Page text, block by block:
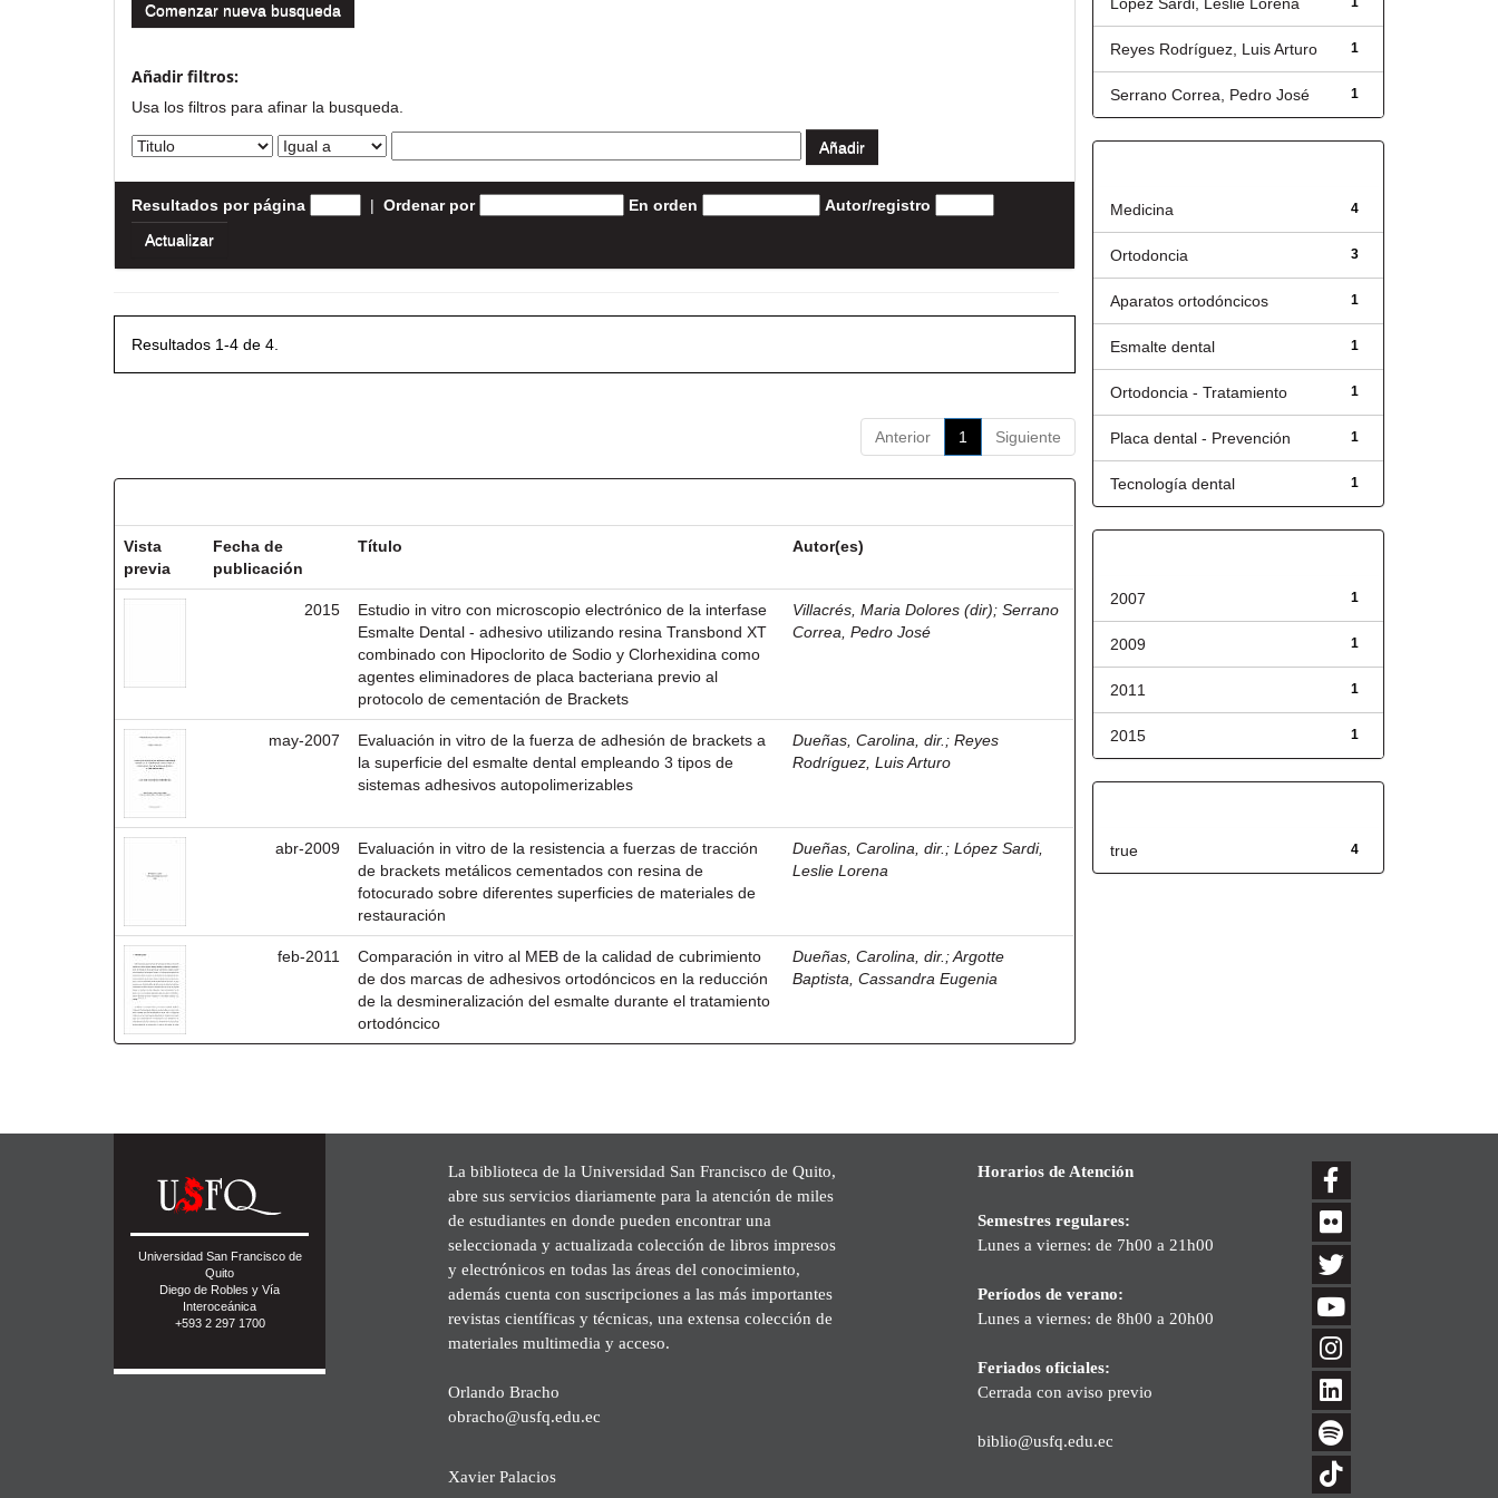
Comenzar nueva busqueda
Añadir filtros:
Usa los filtros para afinar la busqueda.
Resultados por página | Ordenar por En orden Autor/registro
Resultados 1-4 de 4.
Anterior 1 Siguiente
Vista
previa
Fecha de
publicación
Título Autor(es)
2015
Estudio in vitro con microscopio electrónico de la interfase
Esmalte Dental - adhesivo utilizando resina Transbond XT
combinado con Hipoclorito de Sodio y Clorhexidina como
agentes eliminadores de placa bacteriana previo al
protocolo de cementación de Brackets
Villacrés, Maria Dolores (dir);Serrano
Correa, Pedro José
may-2007
Evaluación in vitro de la fuerza de adhesión de brackets a
la superficie del esmalte dental empleando 3 tipos de
sistemas adhesivos autopolimerizables
Dueñas, Carolina, dir. ;Reyes
Rodríguez, Luis Arturo
abr-2009
Evaluación in vitro de la resistencia a fuerzas de tracción
de brackets metálicos cementados con resina de
fotocurado sobre diferentes superficies de materiales de
restauración
Dueñas, Carolina, dir. ;López Sardi,
Leslie Lorena
feb-2011
Comparación in vitro al MEB de la calidad de cubrimiento
de dos marcas de adhesivos ortodóncicos en la reducción
de la desmineralización del esmalte durante el tratamiento
ortodóncico
Dueñas, Carolina, dir. ;Argotte
Baptista, Cassandra Eugenia
1
Reyes Rodríguez, Luis Arturo
1
Serrano Correa, Pedro José
4
Medicina
3
Ortodoncia
1
Aparatos ortodóncicos
1
Esmalte dental
1
Ortodoncia - Tratamiento
1
Placa dental - Prevención
1
Tecnología dental
1
2007
1
2009
1
2011
1
2015
4
true
Universidad San Francisco de
Quito
Diego de Robles y Vía
Interoceánica
+593 2 297 1700
La biblioteca de la Universidad San Francisco de Quito,
abre sus servicios diariamente para la atención de miles
de estudiantes en donde pueden encontrar una
seleccionada y actualizada colección de libros impresos
y electrónicos en todas las áreas del conocimiento,
además cuenta con suscripciones a las más importantes
revistas científicas y técnicas, una extensa colección de
materiales multimedia y acceso.
Orlando Bracho
obracho@usfq.edu.ec
Xavier Palacios
Horarios de Atención
Semestres regulares:
Lunes a viernes: de 7h00 a 21h00
Períodos de verano:
Lunes a viernes: de 8h00 a 20h00
Feriados oficiales:
Cerrada con aviso previo
biblio@usfq.edu.ec